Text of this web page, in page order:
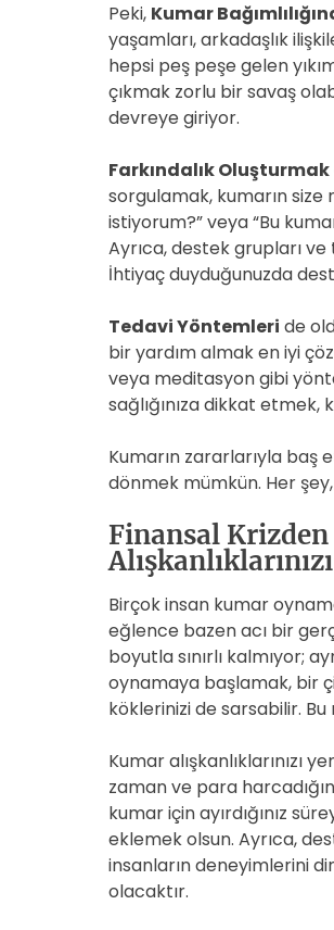
Peki, Kumar
yaşamları, arkadaşlık
hepsi peş peşe gelen
çıkmak zorlu bir savaş
devreye giriyor.
Farkındalık Oluşturmak
sorgulamak, kumarın
istiyorum?” veya “Bu
Ayrıca, destek grupları ve
İhtiyaç duyduğunuzda
Tedavi Yöntemleri de
bir yardım almak en iyi
veya meditasyon gibi
sağlığınıza dikkat etmek,
Kumarın zararlarıyla baş
dönmek mümkün. Her
Finansal
Birçok insan kumar
eğlence bazen acı bir
boyutla sınırlı kalmıyor;
oynamaya başlamak, bir
köklerinizi de sarsabilir.
Kumar alışkanlıklarınızı
zaman ve para
kumar için ayırdığınız
eklemek olsun. Ayrıca,
insanların deneyimlerini
olacaktır.